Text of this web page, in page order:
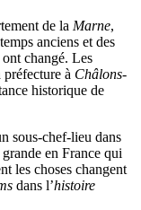
de la Marne,
anciens et des
changé. Les
préfecture à Châlons-
historique de
sous-chef-lieu dans
en France qui
les choses changent
dans l’histoire